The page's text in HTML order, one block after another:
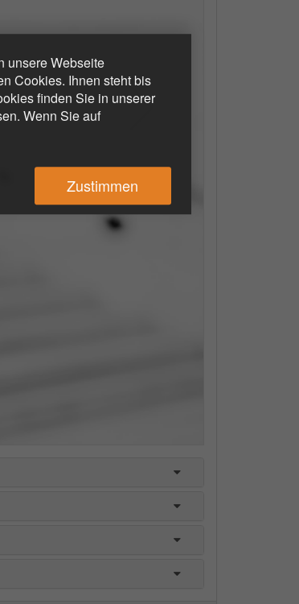
unsere Webseite
Cookies. Ihnen steht bis
finden Sie in unserer
Wenn Sie auf
Zustimmen